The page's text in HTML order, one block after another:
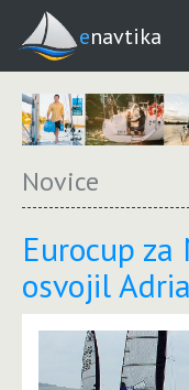
enavtika
Novice
Eurocup
osvojil